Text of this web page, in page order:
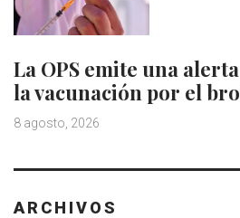
La OPS emite una
la vacunación por el
8 agosto, 2026
ARCHIVOS